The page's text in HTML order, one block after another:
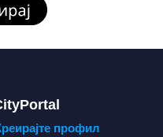
профил